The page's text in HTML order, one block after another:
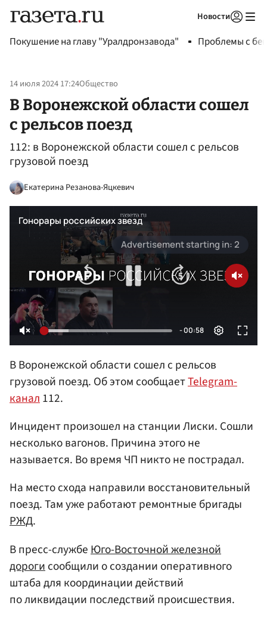
Новости
Покушение на главу "Уралдронзавода" Проблемы с
14 июля 2024 17:24Общество
В Воронежской области сошел
с рельсов поезд
112: в Воронежской области сошел с рельсов
грузовой поезд
Екатерина Резанова-Яцкевич
В Воронежской области сошел с рельсов
грузовой поезд. Об этом сообщаетTelegram-
канал112.
Инцидент произошел на станции Лиски. Сошли
несколько вагонов. Причина этого не
называется. Во время ЧП никто не пострадал.
На место схода направили восстановительный
поезд. Там уже работают ремонтные бригады
РЖД.
В пресс-службе Юго-Восточной железной
дороги сообщили о создании оперативного
штаба для координации действий
по ликвидации последствий происшествия.